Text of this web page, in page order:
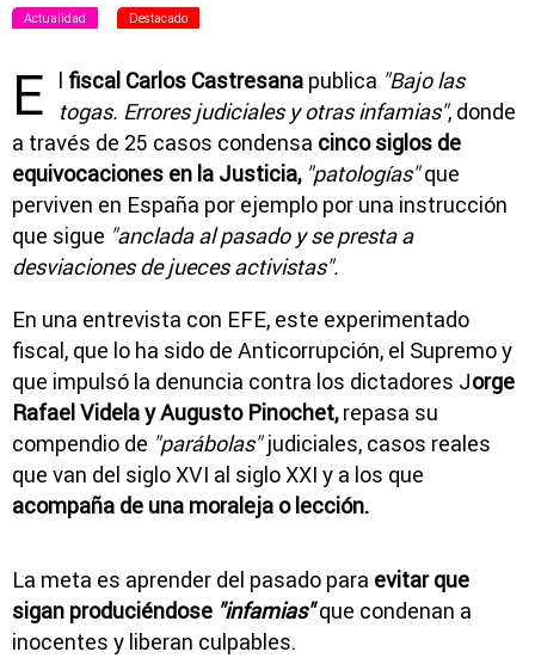
Actualidad Destacado
E l fiscal Carlos Castresana publica "Bajo las
togas. Errores judiciales y otras infamias", donde
a través de 25 casos condensa cinco siglos de
equivocaciones en la Justicia,"patologías"que
perviven en España por ejemplo por una instrucción
que sigue "anclada al pasado y se presta a
desviaciones de jueces activistas".
En una entrevista con EFE, este experimentado
fiscal, que lo ha sido de Anticorrupción, el Supremo y
que impulsó la denuncia contra los dictadores Jorge
Rafael Videla y Augusto Pinochet,repasa su
compendio de "parábolas"judiciales, casos reales
que van del siglo XVI al siglo XXI y a los que
acompaña de una moraleja o lección.
La meta es aprender del pasado para evitar que
sigan produciéndose "infamias" que condenan a
inocentes y liberan culpables.